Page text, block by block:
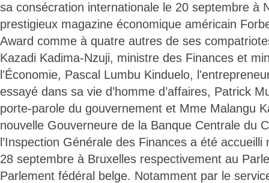
sa consécration internationale le 20 septembre à
prestigieux magazine économique américain
Award comme à quatre autres de ses
Kazadi Kadima-Nzuji, ministre des Finances et
l'Économie, Pascal Lumbu Kinduelo,
essayé dans sa vie d’homme d’affaires, Patrick
porte-parole du gouvernement et Mme Malangu
nouvelle Gouverneure de la Banque Centrale du
l’Inspection Générale des Finances a été
28 septembre à Bruxelles respectivement au
Parlement fédéral belge. Notamment par le